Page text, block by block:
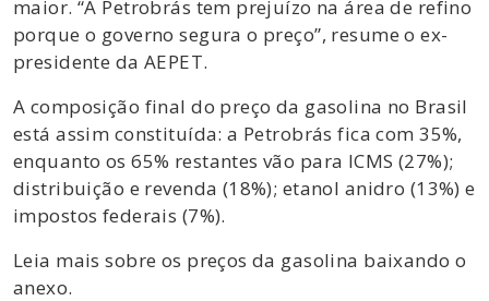
maior. “A Petrobrás tem prejuízo na área de refino
porque o governo segura o preço”, resume o ex-
presidente da AEPET.
A composição final do preço da gasolina no Brasil
está assim constituída: a Petrobrás fica com 35%,
enquanto os 65% restantes vão para ICMS (27%);
distribuição e revenda (18%); etanol anidro (13%) e
impostos federais (7%).
Leia mais sobre os preços da gasolina baixando o
anexo.